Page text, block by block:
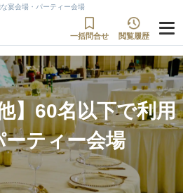
宴会場・パーティー会場
一括問合せ 閲覧履歴
】60名以下で利用
ーティー会場